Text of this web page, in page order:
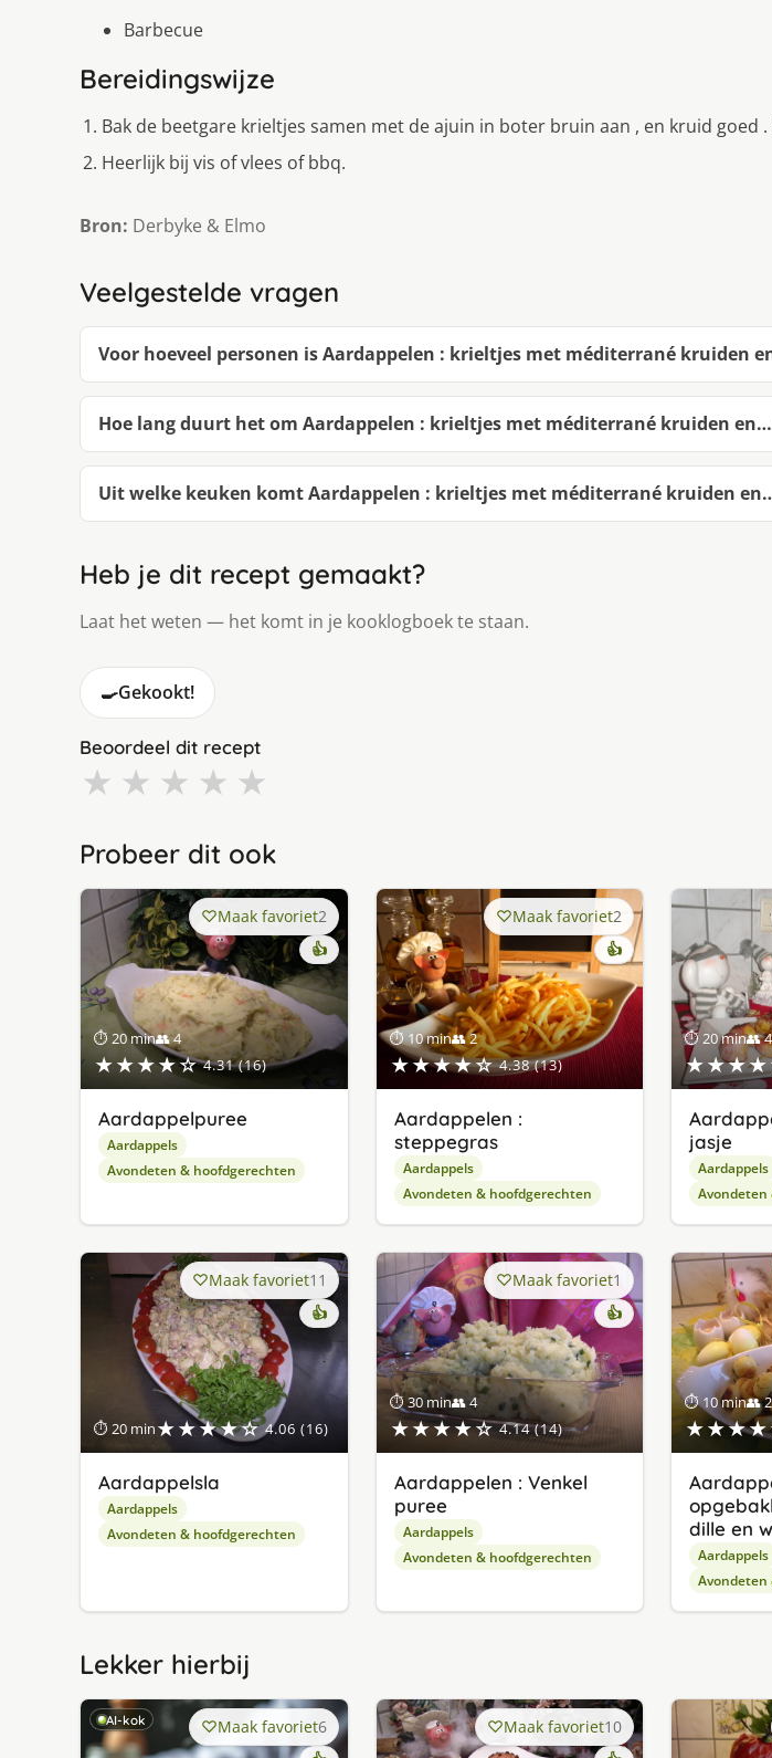
Barbecue
Bereidingswijze
Bak de beetgare krieltjes samen met de ajuin in boter bruin aan , en kruid goed
Heerlijk bij vis of vlees of bbq.
Bron: Derbyke & Elmo
Veelgestelde vragen
Voor hoeveel personen is Aardappelen : krieltjes met méditerrané kruiden
Hoe lang duurt het om Aardappelen : krieltjes met méditerrané kruiden
Uit welke keuken komt Aardappelen : krieltjes met méditerrané kruiden
Heb je dit recept gemaakt?
Laat het weten — het komt in je kooklogboek te staan.
🍳Gekookt!
Beoordeel dit recept
★ ★ ★ ★ ★
Probeer dit ook
⏱ 20 min👥 4
★★★★☆ 4.31 (16)
Maak favoriet2
👍
Aardappelpuree
Aardappels
Avondeten & hoofdgerechten
⏱ 10 min👥 2
★★★★☆ 4.38 (13)
Maak favoriet2
👍
Aardappelen :
steppegras
Aardappels
Avondeten & hoofdgerechten
⏱ 20 min👥 4
jasje
Aardappels
Avondeten
⏱ 20 min★★★★☆ 4.06 (16)
Maak favoriet11
👍
Aardappelsla
Aardappels
Avondeten & hoofdgerechten
⏱ 30 min👥 4
★★★★☆ 4.14 (14)
Maak favoriet1
👍
Aardappelen : Venkel
puree
Aardappels
Avondeten & hoofdgerechten
⏱ 10 min👥 2
dille en
Aardappels
Avondeten
Lekker hierbij
AI-kok Maak favoriet6 Maak favoriet10